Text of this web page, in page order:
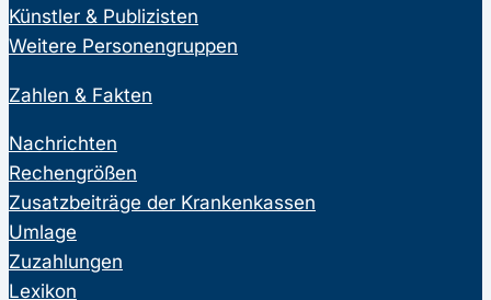
Künstler & Publizisten
Weitere Personengruppen
Zahlen & Fakten
Nachrichten
Rechengrößen
Zusatzbeiträge der Krankenkassen
Umlage
Zuzahlungen
Lexikon